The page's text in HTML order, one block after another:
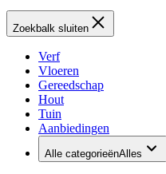
Zoekbalk sluiten
Verf
Vloeren
Gereedschap
Hout
Tuin
Aanbiedingen
Alle categorieënAlles